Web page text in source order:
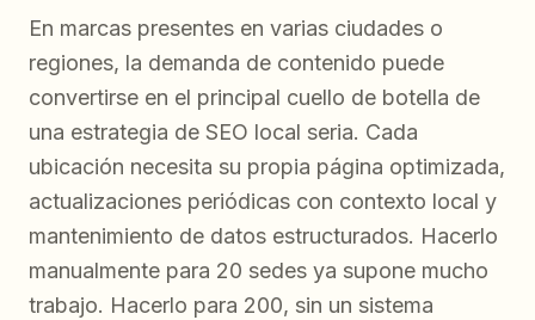
En marcas presentes en varias ciudades o
regiones, la demanda de contenido puede
convertirse en el principal cuello de botella de
una estrategia de SEO local seria. Cada
ubicación necesita su propia página optimizada,
actualizaciones periódicas con contexto local y
mantenimiento de datos estructurados. Hacerlo
manualmente para 20 sedes ya supone mucho
trabajo. Hacerlo para 200, sin un sistema